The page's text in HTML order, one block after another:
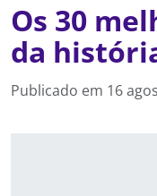
Os 30
da
Publicado em 16